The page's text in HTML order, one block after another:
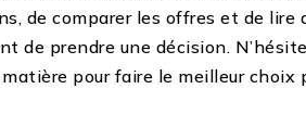
de comparer les offres et de
de prendre une décision.
pour faire le meilleur choix